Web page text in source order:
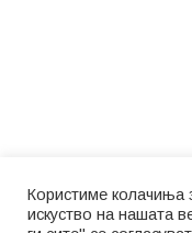
Користиме колачиња
искуство на нашата